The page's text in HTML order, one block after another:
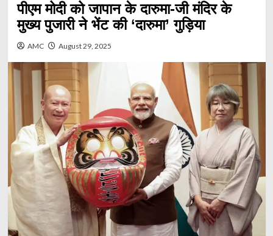
पीएम मोदी को जापान के दारुमा-जी मंदिर के
मुख्य पुजारी ने भेंट की ‘दारुमा’ गुड़िया
AMC August 29, 2025